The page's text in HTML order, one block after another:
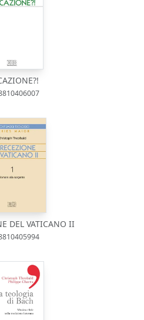
DEL VATICANO II